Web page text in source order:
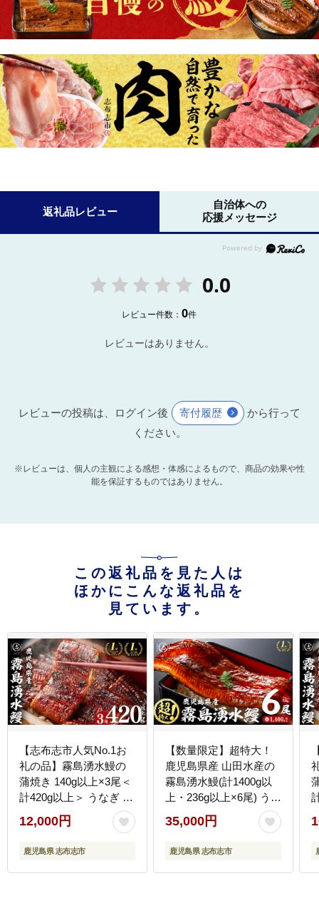
返礼品レビュー
自治体への
応援メッセージ
0.0
レビュー件数：0件
レビューはありません。
レビューの投稿は、ログイン後 寄付履歴
から行って
ください。
※レビューは、個人の主観による感想・体感によるもので、商品の効果や性
能を保証するものではありません。
この返礼品を見た人は
ほかにこんな返礼品を
見ています。
【志布志市人気No.1お
礼の品】霧島湧水鰻の
蒲焼き 140g以上×3尾＜
計420g以上＞ うなぎ 鰻
ウナギ 3尾 国産 九州産
蒲焼き かばやき 冷凍 う
な重 ひつまぶし タレ 山
133
12,000円
鹿児島県 志布志市
【数量限定】超特大！
鹿児島県産 山田水産の
霧島湧水鰻(計1400g以
上・236g以上×6尾) うな
ぎ 鰻 ウナギ 6尾 国産 九
州産 蒲焼き かばやき 冷
凍 うな重 ひつまぶし タ
c5-039-yy
35,000円
鹿児島県 志布志市